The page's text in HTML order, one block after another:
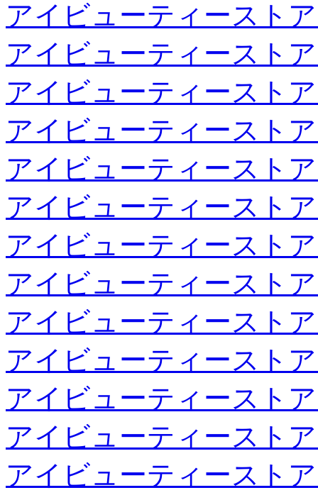
アイビューティースト
アイビューティースト
アイビューティースト
アイビューティースト
アイビューティースト
アイビューティースト
アイビューティースト
アイビューティースト
アイビューティースト
アイビューティースト
アイビューティースト
アイビューティースト
アイビューティースト